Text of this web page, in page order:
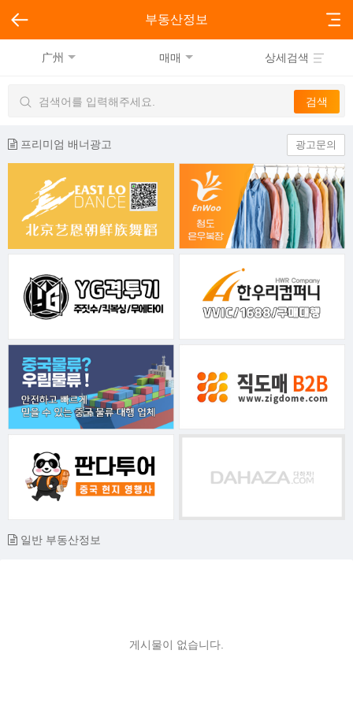
부동산정보
广州 매매 상세검색
프리미엄 배너광고 광고문의
일반 부동산정보
게시물이 없습니다.